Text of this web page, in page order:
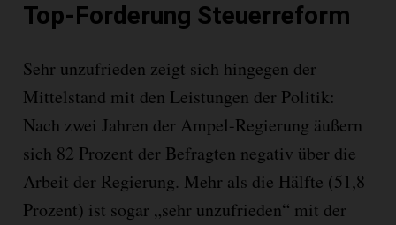
Top-Forderung Steuerreform
Sehr unzufrieden zeigt sich hingegen der
Mittelstand mit den Leistungen der Politik:
Nach zwei Jahren der Ampel-Regierung äußern
sich 82 Prozent der Befragten negativ über die
Arbeit der Regierung. Mehr als die Hälfte (51,8
Prozent) ist sogar „sehr unzufrieden“ mit der